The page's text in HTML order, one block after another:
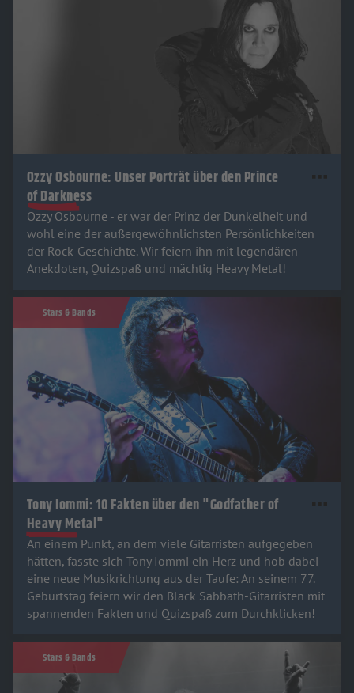
Ozzy Osbourne: Unser Porträt über den Prince
of Darkness
Ozzy Osbourne - er war der Prinz der Dunkelheit und
wohl eine der außergewöhnlichsten Persönlichkeiten
der Rock-Geschichte. Wir feiern ihn mit legendären
Anekdoten, Quizspaß und mächtig Heavy Metal!
Stars & Bands
Tony Iommi: 10 Fakten über den "Godfather of
Heavy Metal"
An einem Punkt, an dem viele Gitarristen aufgegeben
hätten, fasste sich Tony Iommi ein Herz und hob dabei
eine neue Musikrichtung aus der Taufe: An seinem 77.
Geburtstag feiern wir den Black Sabbath-Gitarristen mit
spannenden Fakten und Quizspaß zum Durchklicken!
Stars & Bands